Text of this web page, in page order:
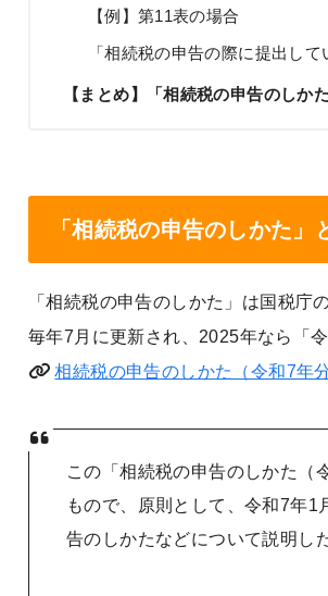
【例】第11表の場合
「相続税の申告の際に提出し
【まとめ】「相続税の申告のしか
「相続税の申告のしかた」
「相続税の申告のしかた」は国税庁
毎年7月に更新され、2025年なら「
相続税の申告のしかた（令和7年
この「相続税の申告のしかた（
もので、原則として、令和7年
告のしかたなどについて説明し